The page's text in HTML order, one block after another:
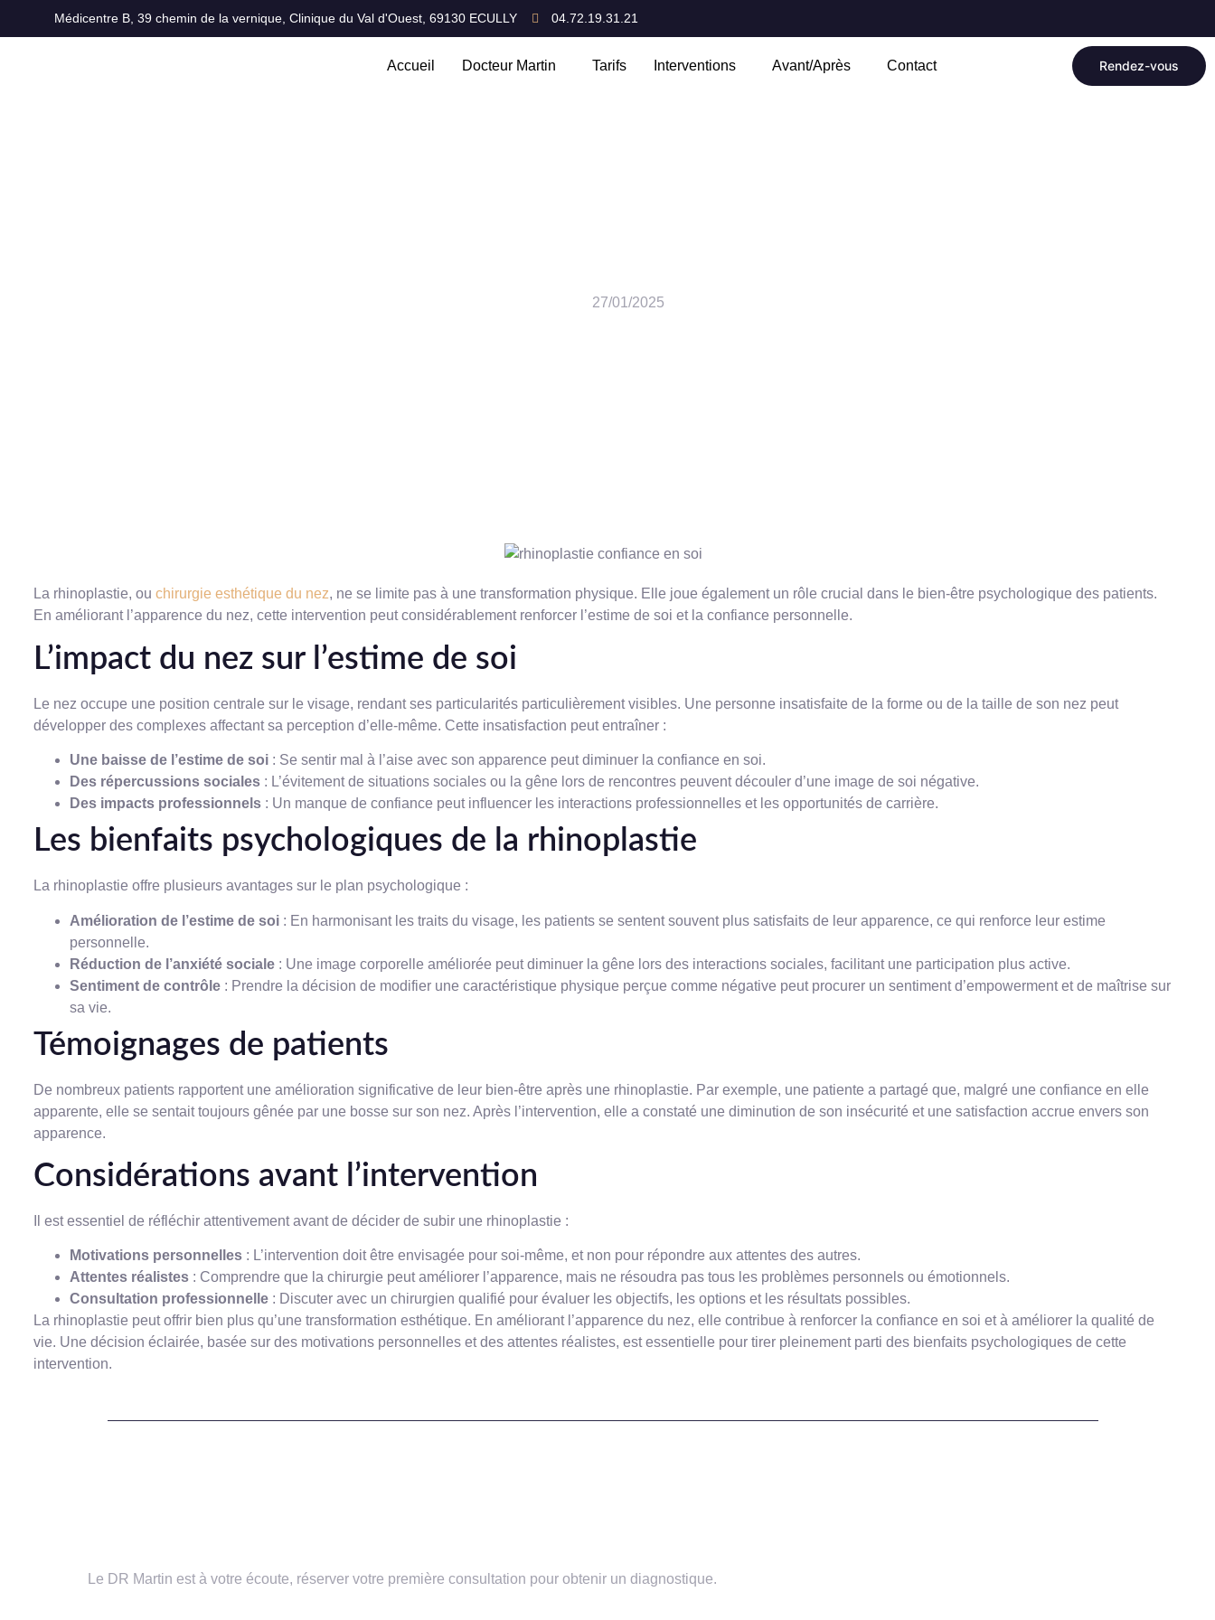
Médicentre B, 39 chemin de la vernique, Clinique du Val d'Ouest, 69130 ECULLY 04.72.19.31.21
Accueil Docteur Martin Tarifs Interventions Avant/Après Contact Rendez-vous
27/01/2025
La rhinoplastie, ou chirurgie esthétique du nez, ne se limite pas à une transformation physique. Elle joue également un rôle crucial dans le bien-être psychologique des patients.
En améliorant l’apparence du nez, cette intervention peut considérablement renforcer l’estime de soi et la confiance personnelle.
L’impact du nez sur l’estime de soi
Le nez occupe une position centrale sur le visage, rendant ses particularités particulièrement visibles. Une personne insatisfaite de la forme ou de la taille de son nez peut
développer des complexes affectant sa perception d’elle-même. Cette insatisfaction peut entraîner :
Une baisse de l’estime de soi : Se sentir mal à l’aise avec son apparence peut diminuer la confiance en soi.
Des répercussions sociales : L’évitement de situations sociales ou la gêne lors de rencontres peuvent découler d’une image de soi négative.
Des impacts professionnels : Un manque de confiance peut influencer les interactions professionnelles et les opportunités de carrière.
Les bienfaits psychologiques de la rhinoplastie
La rhinoplastie offre plusieurs avantages sur le plan psychologique :
Amélioration de l’estime de soi : En harmonisant les traits du visage, les patients se sentent souvent plus satisfaits de leur apparence, ce qui renforce leur estime
personnelle.
Réduction de l’anxiété sociale : Une image corporelle améliorée peut diminuer la gêne lors des interactions sociales, facilitant une participation plus active.
Sentiment de contrôle : Prendre la décision de modifier une caractéristique physique perçue comme négative peut procurer un sentiment d’empowerment et de maîtrise sur
sa vie.
Témoignages de patients
De nombreux patients rapportent une amélioration significative de leur bien-être après une rhinoplastie. Par exemple, une patiente a partagé que, malgré une confiance en elle
apparente, elle se sentait toujours gênée par une bosse sur son nez. Après l’intervention, elle a constaté une diminution de son insécurité et une satisfaction accrue envers son
apparence.
Considérations avant l’intervention
Il est essentiel de réfléchir attentivement avant de décider de subir une rhinoplastie :
Motivations personnelles : L’intervention doit être envisagée pour soi-même, et non pour répondre aux attentes des autres.
Attentes réalistes : Comprendre que la chirurgie peut améliorer l’apparence, mais ne résoudra pas tous les problèmes personnels ou émotionnels.
Consultation professionnelle : Discuter avec un chirurgien qualifié pour évaluer les objectifs, les options et les résultats possibles.
La rhinoplastie peut offrir bien plus qu’une transformation esthétique. En améliorant l’apparence du nez, elle contribue à renforcer la confiance en soi et à améliorer la qualité de
vie. Une décision éclairée, basée sur des motivations personnelles et des attentes réalistes, est essentielle pour tirer pleinement parti des bienfaits psychologiques de cette
intervention.
Le DR Martin est à votre écoute, réserver votre première consultation pour obtenir un diagnostique.